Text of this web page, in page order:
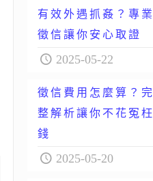
有效外遇抓姦？專業
徵信讓你安心取證
2025-05-22
徵信費用怎麼算？完
整解析讓你不花冤枉
錢
2025-05-20